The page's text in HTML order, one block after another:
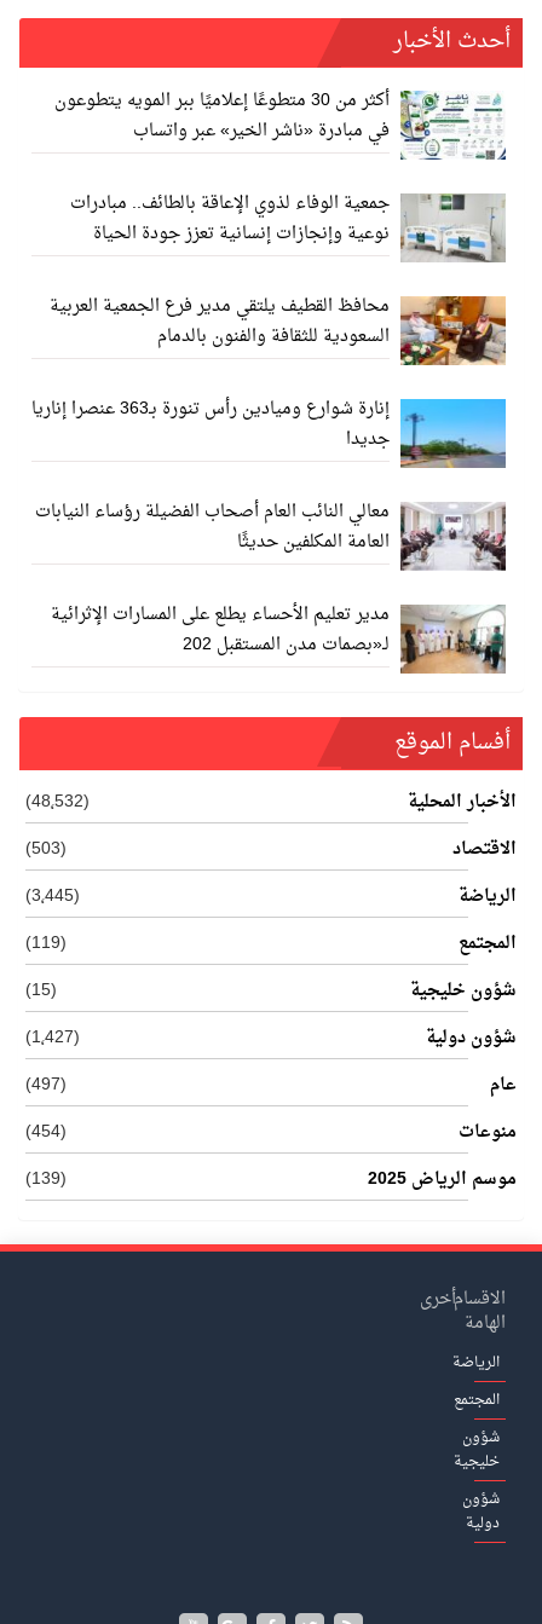
أحدث الأخبار
أكثر من 30 متطوعًا إعلاميًا ببر المويه يتطوعون
في مبادرة «ناشر الخير» عبر واتساب
جمعية الوفاء لذوي الإعاقة بالطائف.. مبادرات
نوعية وإنجازات إنسانية تعزز جودة الحياة
محافظ القطيف يلتقي مدير فرع الجمعية العربية
السعودية للثقافة والفنون بالدمام
إنارة شوارع وميادين رأس تنورة بـ363 عنصرا إناريا
جديدا
معالي النائب العام أصحاب الفضيلة رؤساء النيابات
العامة المكلفين حديثًا
مدير تعليم الأحساء يطلع على المسارات الإثرائية
لـ«بصمات مدن المستقبل 202
أفسام الموقع
الأخبار المحلية
(48٬532)
الاقتصاد
(503)
الرياضة
(3٬445)
المجتمع
(119)
شؤون خليجية
(15)
شؤون دولية
(1٬427)
عام
(497)
منوعات
(454)
موسم الرياض 2025
(139)
الاقسام
الهامة
الرياضة
المجتمع
شؤون
خليجية
شؤون
دولية
أخرى